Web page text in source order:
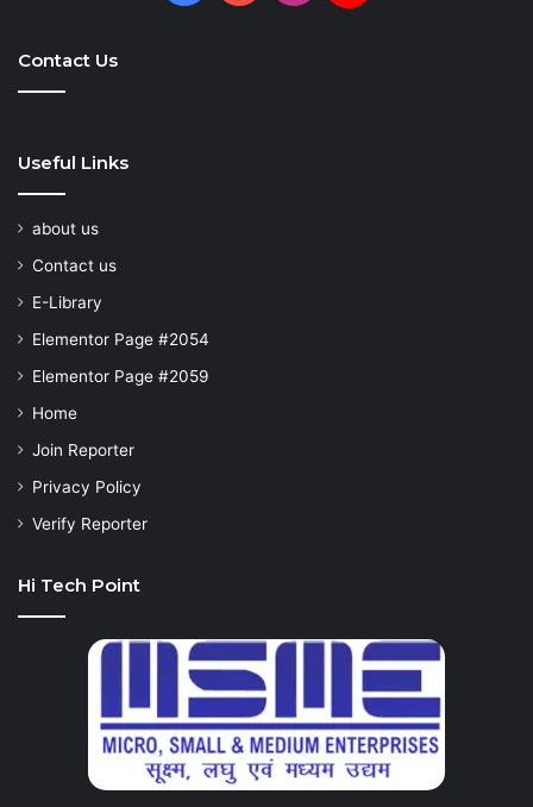
Contact Us
Useful Links
about us
Contact us
E-Library
Elementor Page #2054
Elementor Page #2059
Home
Join Reporter
Privacy Policy
Verify Reporter
Hi Tech Point